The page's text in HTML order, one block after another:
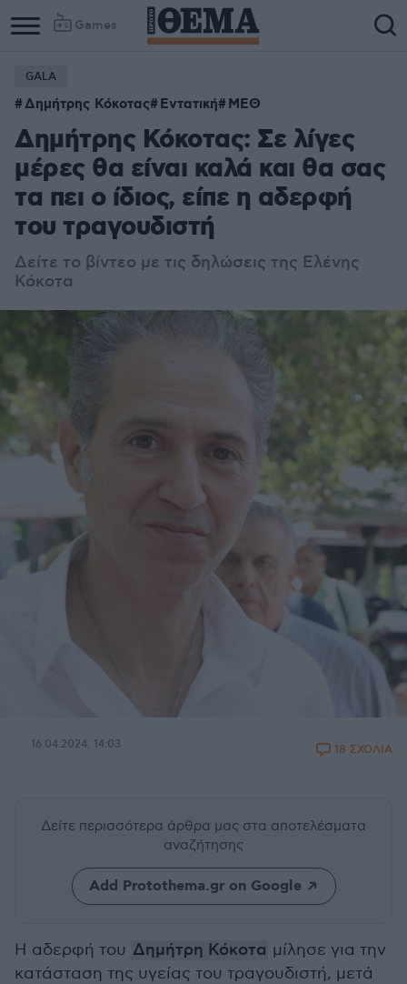
Games
GALA
Δημήτρης Κόκοτας Εντατική ΜΕΘ
Δημήτρης Κόκοτας: Σε λίγες
μέρες θα είναι καλά και θα σας
τα πει ο ίδιος, είπε η αδερφή
του τραγουδιστή
Δείτε το βίντεο με τις δηλώσεις της Ελένης
Κόκοτα
16.04.2024, 14:03 18 ΣΧΟΛΙΑ
Δείτε περισσότερα άρθρα μας στα αποτελέσματα
αναζήτησης
Add Protothema.gr on Google
Η αδερφή του Δημήτρη Κόκοτα μίλησε για την
κατάσταση της υγείας του τραγουδιστή, μετά